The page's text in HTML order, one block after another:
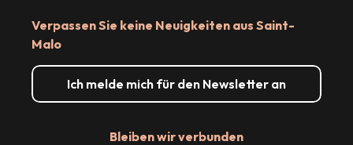
Verpassen Sie keine Neuigkeiten aus Saint-
Malo
Ich melde mich für den Newsletter an
Bleiben wir verbunden